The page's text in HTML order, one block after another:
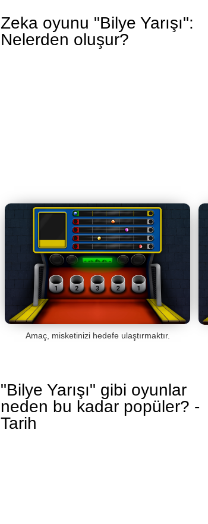
Zeka oyunu "Bilye Yarışı":
Nelerden oluşur?
Amaç, misketinizi hedefe ulaştırmaktır.
"Bilye Yarışı" gibi oyunlar
neden bu kadar popüler? -
Tarih